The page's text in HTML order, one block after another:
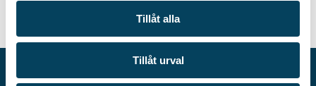
Tillåt alla
Tillåt urval